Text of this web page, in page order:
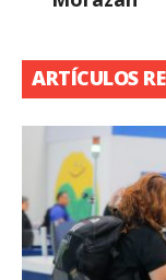
ARTÍCULOS